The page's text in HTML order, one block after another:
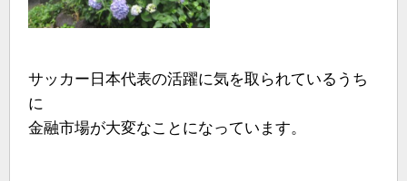
サッカー日本代表の活躍に気を取られているうち
に
金融市場が大変なことになっています。